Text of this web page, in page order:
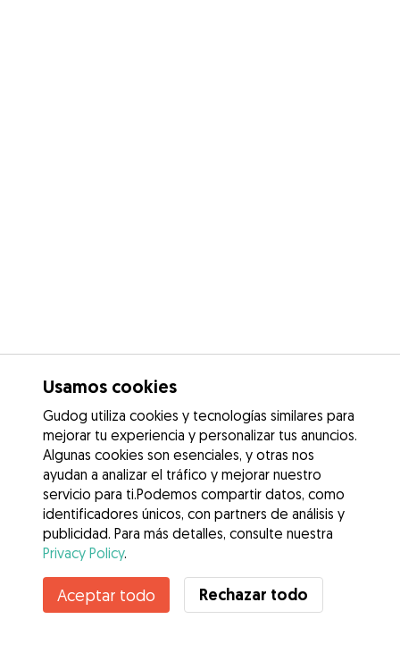
¿Conoces los Beneficios de Gudog? Ver más
Usamos cookies
Gudog utiliza cookies y tecnologías similares para
mejorar tu experiencia y personalizar tus anuncios.
Algunas cookies son esenciales, y otras nos
ayudan a analizar el tráfico y mejorar nuestro
servicio para ti.Podemos compartir datos, como
identificadores únicos, con partners de análisis y
publicidad. Para más detalles, consulte nuestra
Privacy Policy.
Aceptar todo Rechazar todo